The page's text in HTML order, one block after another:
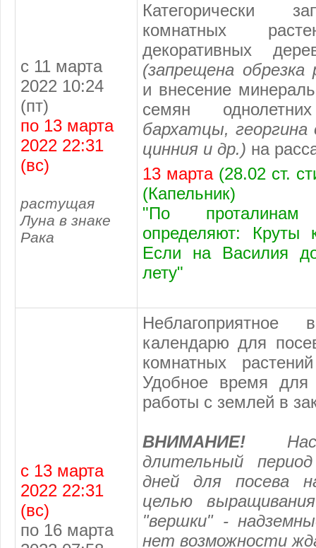
с 11 марта
2022 10:24
(пт)
по 13 марта
2022 22:31
(вс)
растущая
Луна в знаке
Рака
Категорически
комнатных
декоративных
(запрещена обрезка
и внесение
семян
бархатцы,
цинния и др.) на
13 марта(28.02 ст.
(Капельник)
"По проталинам
определяют: Круты
Если на Василия
лету"
с 13 марта
2022 22:31
(вс)
по 16 марта
календарю для
комнатных
Удобное время
работы с землей в
ВНИМАНИЕ!
длительный
дней для посева
целью
"вершки" -
нет возможности